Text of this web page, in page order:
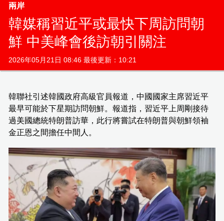
兩岸
韓媒稱習近平或最快下周訪問朝
鮮 中美峰會後訪朝引關注
2026年05月21日 08:46 最後更新：10:21
韓聯社引述韓國政府高級官員報道，中國國家主席習近平
最早可能於下星期訪問朝鮮。報道指，習近平上周剛接待
過美國總統特朗普訪華，此行將嘗試在特朗普與朝鮮領袖
金正恩之間擔任中間人。